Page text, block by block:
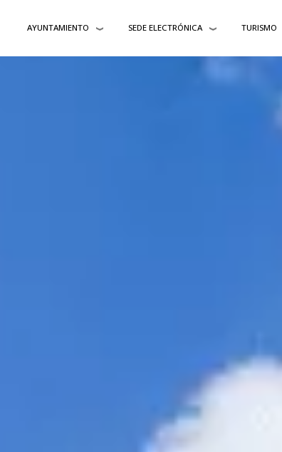
AYUNTAMIENTO SEDE ELECTRÓNICA TURISMO